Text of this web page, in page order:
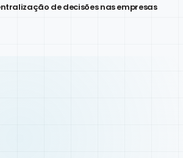
de decisões nas empresas